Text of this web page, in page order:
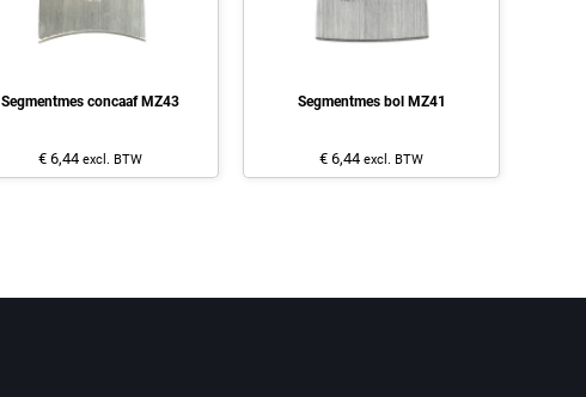
Segmentmes concaaf MZ43
€ 6,44 excl. BTW
Segmentmes bol MZ41
€ 6,44 excl. BTW